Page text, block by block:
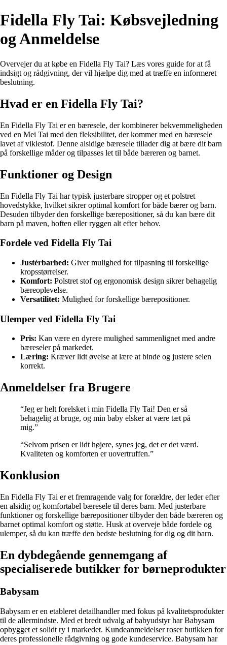
Fidella Fly Tai: Købsvejledning
og Anmeldelse
Overvejer du at købe en Fidella Fly Tai? Læs vores guide for at få
indsigt og rådgivning, der vil hjælpe dig med at træffe en informeret
beslutning.
Hvad er en Fidella Fly Tai?
En Fidella Fly Tai er en bæresele, der kombinerer bekvemmeligheden
ved en Mei Tai med den fleksibilitet, der kommer med en bæresele
lavet af viklestof. Denne alsidige bæresele tillader dig at bære dit barn
på forskellige måder og tilpasses let til både bæreren og barnet.
Funktioner og Design
En Fidella Fly Tai har typisk justerbare stropper og et polstret
hovedstykke, hvilket sikrer optimal komfort for både bærer og barn.
Desuden tilbyder den forskellige bærepositioner, så du kan bære dit
barn på maven, hoften eller ryggen alt efter behov.
Fordele ved Fidella Fly Tai
Justérbarhed: Giver mulighed for tilpasning til forskellige
kropsstørrelser.
Komfort: Polstret stof og ergonomisk design sikrer behagelig
bæreoplevelse.
Versatilitet: Mulighed for forskellige bærepositioner.
Ulemper ved Fidella Fly Tai
Pris: Kan være en dyrere mulighed sammenlignet med andre
bæreseler på markedet.
Læring: Kræver lidt øvelse at lære at binde og justere selen
korrekt.
Anmeldelser fra Brugere
“Jeg er helt forelsket i min Fidella Fly Tai! Den er så
behagelig at bruge, og min baby elsker at være tæt på
mig.”
“Selvom prisen er lidt højere, synes jeg, det er det værd.
Kvaliteten og komforten er uovertruffen.”
Konklusion
En Fidella Fly Tai er et fremragende valg for forældre, der leder efter
en alsidig og komfortabel bæresele til deres barn. Med justerbare
funktioner og forskellige bærepositioner tilbyder den både bæreren og
barnet optimal komfort og støtte. Husk at overveje både fordele og
ulemper, så du kan træffe den bedste beslutning for dig og dit barn.
En dybdegående gennemgang af
specialiserede butikker for børneprodukter
Babysam
Babysam er en etableret detailhandler med fokus på kvalitetsprodukter
til de allermindste. Med et bredt udvalg af babyudstyr har Babysam
opbygget et solidt ry i markedet. Kundeanmeldelser roser butikken for
deres professionelle rådgivning og gode kundeservice. Babysam har